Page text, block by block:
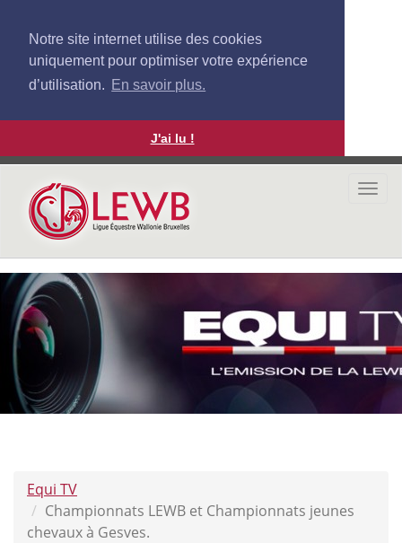
Notre site internet utilise des cookies
uniquement pour optimiser votre expérience
d’utilisation. En savoir plus.
J'ai lu !
Aller
contenu
principal
Equi TV
Championnats LEWB et Championnats jeunes
chevaux à Gesves.